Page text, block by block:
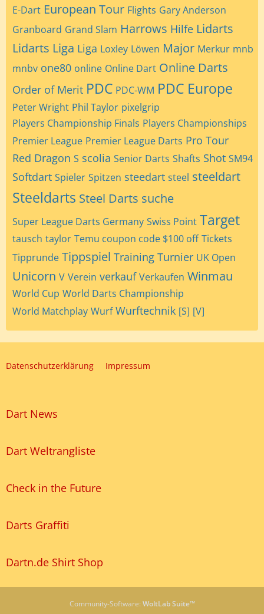
E-Dart European Tour Flights Gary Anderson
Granboard Grand Slam Harrows Hilfe Lidarts
Lidarts Liga Liga Loxley Löwen Major Merkur mnb
mnbv one80 online Online Dart Online Darts
Order of Merit PDC PDC-WM PDC Europe
Peter Wright Phil Taylor pixelgrip
Players Championship Finals Players Championships
Premier League Premier League Darts Pro Tour
Red Dragon S scolia Senior Darts Shafts Shot SM94
Softdart Spieler Spitzen steedart steel steeldart
Steeldarts Steel Darts suche
Super League Darts Germany Swiss Point Target
tausch taylor Temu coupon code $100 off Tickets
Tipprunde Tippspiel Training Turnier UK Open
Unicorn V Verein verkauf Verkaufen Winmau
World Cup World Darts Championship
World Matchplay Wurf Wurftechnik [S] [V]
Datenschutzerklärung Impressum
Dart News
Dart Weltrangliste
Check in the Future
Darts Graffiti
Dartn.de Shirt Shop
Community-Software: WoltLab Suite™